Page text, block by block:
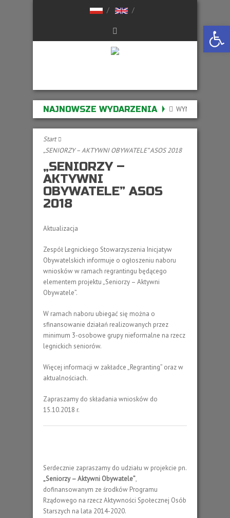
NAJNOWSZE WYDARZENIA WYNIKI NABORU
Start
„SENIORZY – AKTYWNI OBYWATELE” ASOS 2018
„SENIORZY –
AKTYWNI
OBYWATELE” ASOS
2018
Aktualizacja
Zespół Legnickiego Stowarzyszenia Inicjatyw
Obywatelskich informuje o ogłoszeniu naboru
wniosków w ramach regrantingu będącego
elementem projektu „Seniorzy – Aktywni
Obywatele”.
W ramach naboru ubiegać się można o
sfinansowanie działań realizowanych przez
minimum 3-osobowe grupy nieformalne na rzecz
legnickich seniorów.
Więcej informacji w zakładce „Regranting” oraz w
aktualnościach.
Zapraszamy do składania wniosków do
15.10.2018 r.
Serdecznie zapraszamy do udziału w projekcie pn.
„Seniorzy – Aktywni Obywatele”,
dofinansowanym ze środków Programu
Rządowego na rzecz Aktywności Społecznej Osób
Starszych na lata 2014-2020.